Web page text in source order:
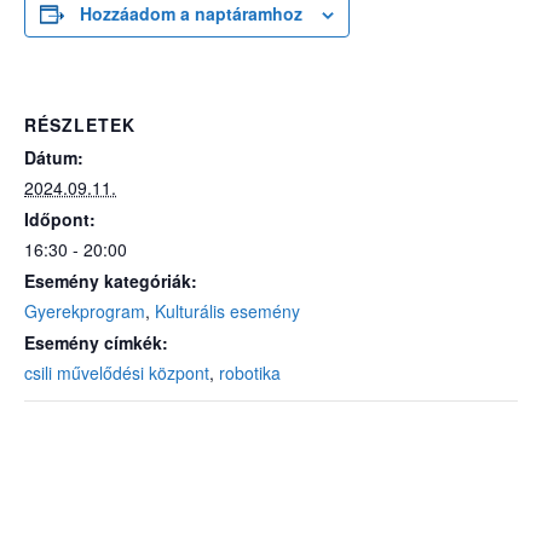
Hozzáadom a naptáramhoz
RÉSZLETEK
Dátum:
2024.09.11.
Időpont:
16:30 - 20:00
Esemény kategóriák:
Gyerekprogram, Kulturális esemény
Esemény címkék:
csili művelődési központ, robotika